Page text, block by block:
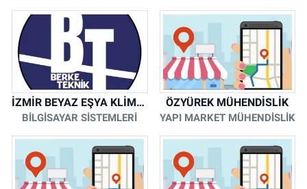
İZMİR BEYAZ EŞYA KLİMA KOMBİ SERVİSİ
BİLGİSAYAR SİSTEMLERİ
ÖZYÜREK MÜHENDİSLİK
YAPI MARKET MÜHENDİSLİK